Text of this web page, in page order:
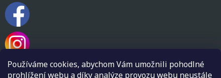
Používáme cookies, abychom Vám umožnili pohodlné
prohlížení webu a díky analýze provozu webu neustále